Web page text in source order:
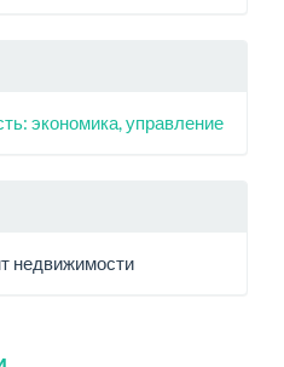
экономика, управление
недвижимости